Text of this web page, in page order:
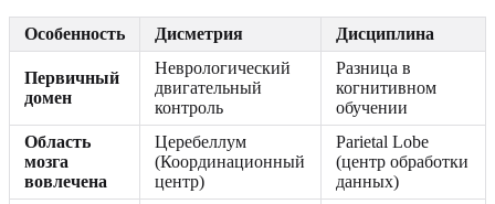
Особенность Дисметрия Дисциплина
Первичный
домен
Неврологический
двигательный
контроль
Разница в
когнитивном
обучении
Область
мозга
вовлечена
Церебеллум
(Координационный
центр)
Parietal Lobe
(центр обработки
данных)